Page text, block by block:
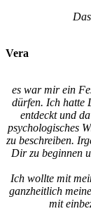
Vera
es war mir ein
dürfen. Ich hatte
entdeckt und
psychologisches
zu beschreiben.
Dir zu beginnen
Ich wollte mit
ganzheitlich
mit